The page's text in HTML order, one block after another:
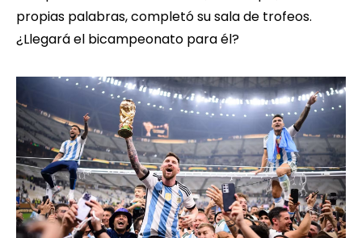
propias palabras, completó su sala de trofeos.
¿Llegará el bicampeonato para él?